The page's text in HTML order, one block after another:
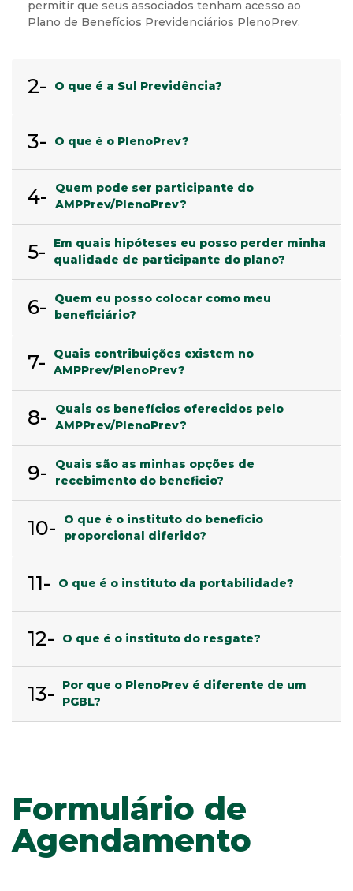
permitir que seus associados tenham acesso ao
Plano de Benefícios Previdenciários PlenoPrev.
2- O que é a Sul Previdência?
3- O que é o PlenoPrev?
4-
Quem pode ser participante do
AMPPrev/PlenoPrev?
5-
Em quais hipóteses eu posso perder minha
qualidade de participante do plano?
6-
Quem eu posso colocar como meu
beneficiário?
7-
Quais contribuições existem no
AMPPrev/PlenoPrev?
8-
Quais os benefícios oferecidos pelo
AMPPrev/PlenoPrev?
9-
Quais são as minhas opções de
recebimento do beneficio?
10-
O que é o instituto do beneficio
proporcional diferido?
11- O que é o instituto da portabilidade?
12- O que é o instituto do resgate?
13-
Por que o PlenoPrev é diferente de um
PGBL?
Formulário de
Agendamento